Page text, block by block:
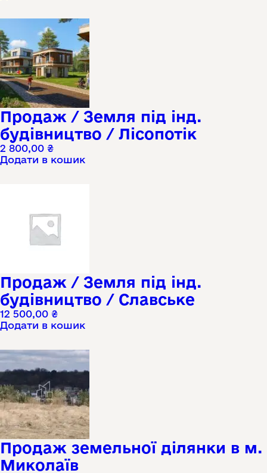
Продаж / Земля під інд.
будівництво / Лісопотік
2 800,00 ₴
Додати в кошик
Продаж / Земля під інд.
будівництво / Славське
12 500,00 ₴
Додати в кошик
Продаж земельної ділянки в м.
Миколаїв